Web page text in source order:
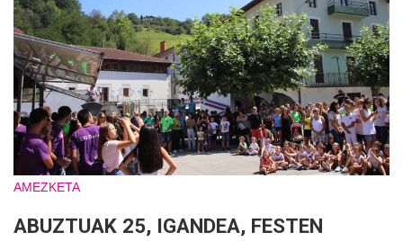
AMEZKETA
ABUZTUAK 25, IGANDEA, FESTEN